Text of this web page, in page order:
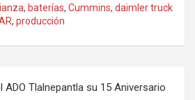
, baterías, Cummins, daimler truck
, producción
ADO Tlalnepantla su 15 Aniversario